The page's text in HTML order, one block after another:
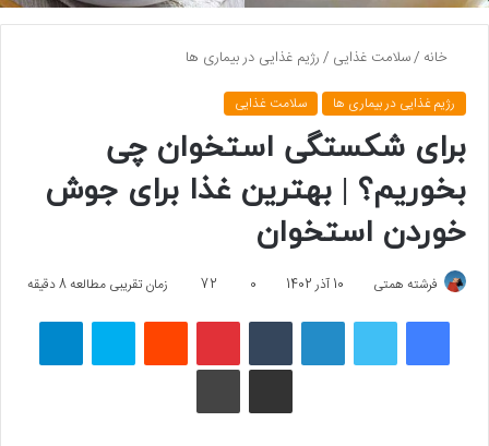
خانه /سلامت غذایی /رژیم غذایی در بیماری ها
رژیم غذایی در بیماری ها سلامت غذایی
برای شکستگی استخوان چی
بخوریم؟ | بهترین غذا برای جوش
خوردن استخوان
فرشته همتی 10 آذر 1402 0
72 زمان تقریبی مطالعه 8 دقیقه
فیسبوک لینکداین پینتریست اسکایپ
چاپ